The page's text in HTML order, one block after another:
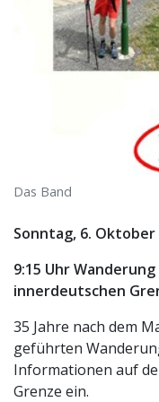
Das Band
Sonntag, 6. Oktober
9:15 Uhr
innerdeutschen
35 Jahre nach dem
geführten
Informationen auf
Grenze ein.